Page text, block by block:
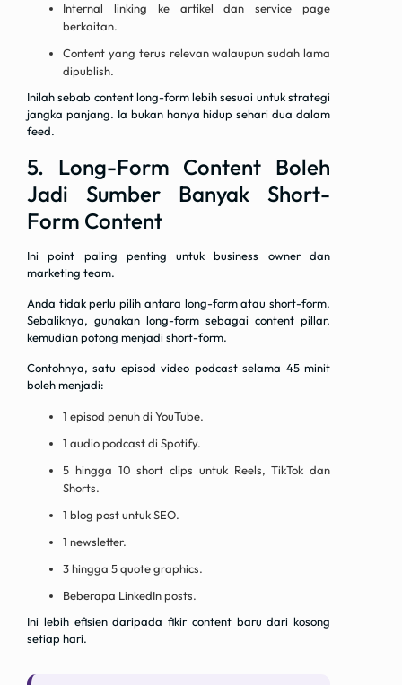
Internal linking ke artikel dan service page
berkaitan.
Content yang terus relevan walaupun sudah lama
dipublish.
Inilah sebab content long-form lebih sesuai untuk strategi
jangka panjang. Ia bukan hanya hidup sehari dua dalam
feed.
5. Long-Form Content Boleh
Jadi Sumber Banyak Short-
Form Content
Ini point paling penting untuk business owner dan
marketing team.
Anda tidak perlu pilih antara long-form atau short-form.
Sebaliknya, gunakan long-form sebagai content pillar,
kemudian potong menjadi short-form.
Contohnya, satu episod video podcast selama 45 minit
boleh menjadi:
1 episod penuh di YouTube.
1 audio podcast di Spotify.
5 hingga 10 short clips untuk Reels, TikTok dan
Shorts.
1 blog post untuk SEO.
1 newsletter.
3 hingga 5 quote graphics.
Beberapa LinkedIn posts.
Ini lebih efisien daripada fikir content baru dari kosong
setiap hari.